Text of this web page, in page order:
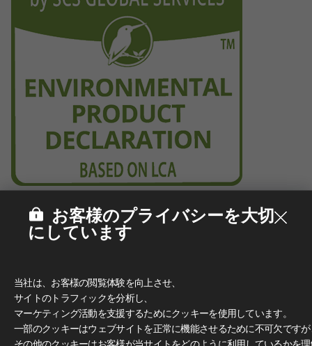
お客様のプライバシーを大切
にしています
当社は、お客様の閲覧体験を向上させ、
サイトのトラフィックを分析し、
マーケティング活動を支援するためにクッキーを使用しています。
一部のクッキーはウェブサイトを正常に機能させるために不可欠です
その他のクッキーはお客様が当サイトをどのように利用しているかを